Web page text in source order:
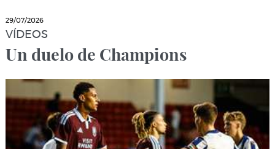
29/07/2026
VÍDEOS
Un duelo de Champions